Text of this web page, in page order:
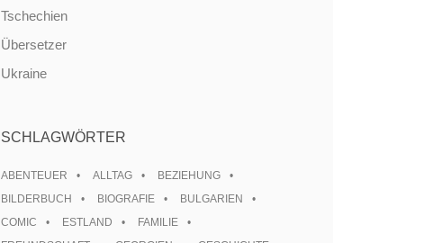
Tschechien
Übersetzer
Ukraine
SCHLAGWÖRTER
ABENTEUER ALLTAG
BEZIEHUNG
BILDERBUCH
BIOGRAFIE
BULGARIEN
COMIC
ESTLAND
FAMILIE